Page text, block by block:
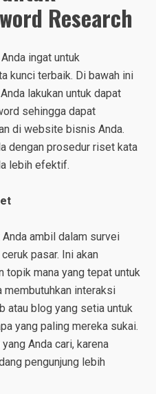
Research
ingat untuk
kunci terbaik. Di bawah ini
lakukan untuk dapat
sehingga dapat
di website bisnis Anda.
dengan prosedur riset kata
lebih efektif.
ambil dalam survei
pasar. Ini akan
topik mana yang tepat untuk
interaksi
atau blog yang setia untuk
yang paling mereka sukai.
Anda cari, karena
pengunjung lebih